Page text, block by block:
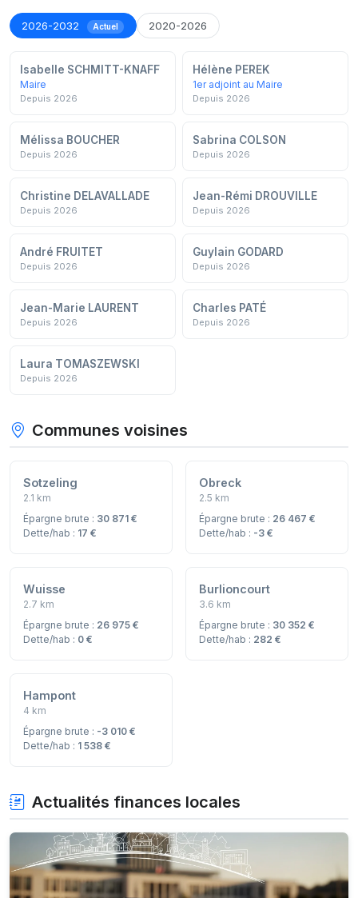
2026-2032 Actuel 2020-2026
Isabelle SCHMITT-KNAFF
Maire
Depuis 2026
Hélène PEREK
1er adjoint au Maire
Depuis 2026
Mélissa BOUCHER
Depuis 2026
Sabrina COLSON
Depuis 2026
Christine DELAVALLADE
Depuis 2026
Jean-Rémi DROUVILLE
Depuis 2026
André FRUITET
Depuis 2026
Guylain GODARD
Depuis 2026
Jean-Marie LAURENT
Depuis 2026
Charles PATÉ
Depuis 2026
Laura TOMASZEWSKI
Depuis 2026
Communes voisines
Sotzeling
2.1 km
Épargne brute : 30 871 €
Dette/hab : 17 €
Obreck
2.5 km
Épargne brute : 26 467 €
Dette/hab : -3 €
Wuisse
2.7 km
Épargne brute : 26 975 €
Dette/hab : 0 €
Burlioncourt
3.6 km
Épargne brute : 30 352 €
Dette/hab : 282 €
Hampont
4 km
Épargne brute : -3 010 €
Dette/hab : 1 538 €
Actualités finances locales